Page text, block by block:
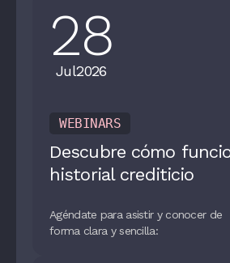
28
Jul2026
WEBINARS
Descubre cómo
historial crediticio
Agéndate para asistir y conocer de
forma clara y sencilla: